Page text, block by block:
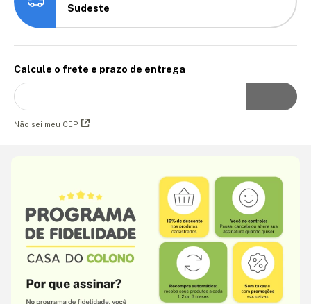
Sudeste
Calcule o frete e prazo de entrega
Não sei meu CEP